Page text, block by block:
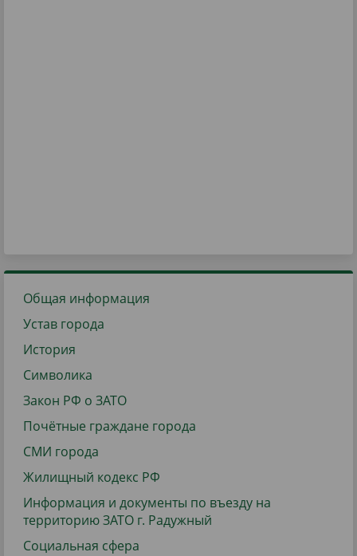
Общая информация
Устав города
История
Символика
Закон РФ о ЗАТО
Почётные граждане города
СМИ города
Жилищный кодекс РФ
Информация и документы по въезду на
территорию ЗАТО г. Радужный
Социальная сфера